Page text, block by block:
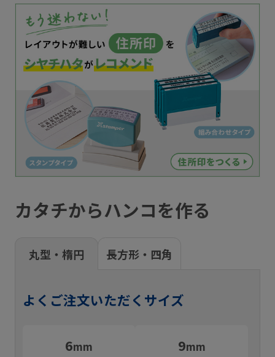
カタチからハンコを作る
丸型・楕円 長方形・四角
よくご注文いただくサイズ
6mm 9mm